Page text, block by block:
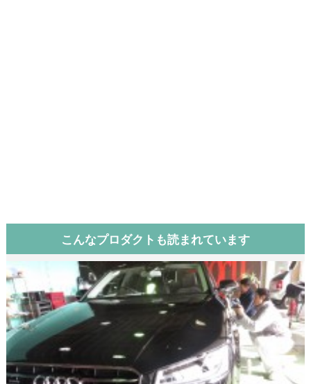
こんなプロダクトも読まれています